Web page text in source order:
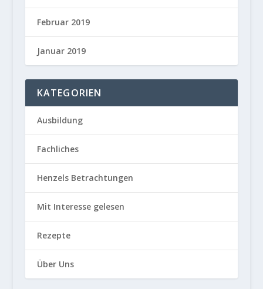
Februar 2019
Januar 2019
KATEGORIEN
Ausbildung
Fachliches
Henzels Betrachtungen
Mit Interesse gelesen
Rezepte
Über Uns